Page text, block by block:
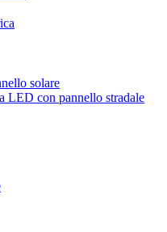
solare
LED con pannello stradale